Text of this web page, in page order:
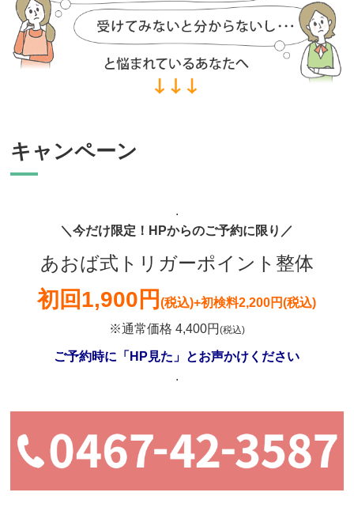
キャンペーン
.
＼今だけ限定！HPからのご予約に限り／
あおば式トリガーポイント整体
初回1,900円(税込)+初検料2,200円(税込)
※通常価格 4,400円 (税込)
ご予約時に「HP見た」とお声かけください
.